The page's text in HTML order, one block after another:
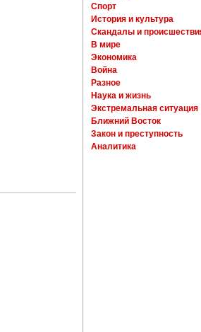
Спорт
История и культура
Скандалы и
В мире
Экономика
Война
Разное
Наука и жизнь
Экстремальная ситуация
Ближний Восток
Закон и преступность
Аналитика